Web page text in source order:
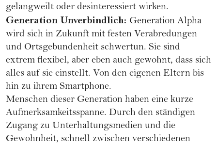
gelangweilt oder desinteressiert wirken.
Generation Unverbindlich: Generation Alpha
wird sich in Zukunft mit festen Verabredungen
und Ortsgebundenheit schwertun. Sie sind
extrem flexibel, aber eben auch gewohnt, dass sich
alles auf sie einstellt. Von den eigenen Eltern bis
hin zu ihrem Smartphone.
Menschen dieser Generation haben eine kurze
Aufmerksamkeitsspanne. Durch den ständigen
Zugang zu Unterhaltungsmedien und die
Gewohnheit, schnell zwischen verschiedenen